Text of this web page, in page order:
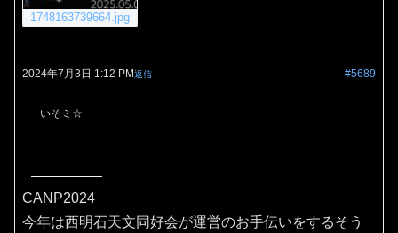
1748163739664.jpg
2024年7月3日 1:12 PM #5689
返信
いそミ☆
CANP2024
今年は西明石天文同好会が運営のお手伝いをするそう